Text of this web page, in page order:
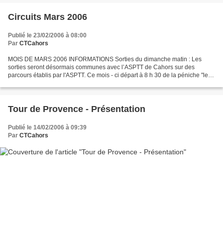
Circuits Mars 2006
Publié le 23/02/2006 à 08:00
Par CTCahors
MOIS DE MARS 2006 INFORMATIONS Sorties du dimanche matin : Les
sorties seront désormais communes avec l’ASPTT de Cahors sur des
parcours établis par l'ASPTT. Ce mois - ci départ à 8 h 30 de la péniche "le fil
Tour de Provence - Présentation
Publié le 14/02/2006 à 09:39
Par CTCahors